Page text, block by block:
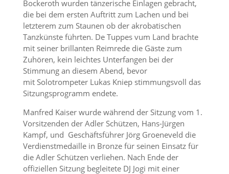
Bockeroth wurden tänzerische Einlagen gebracht,
die bei dem ersten Auftritt zum Lachen und bei
letzterem zum Staunen ob der akrobatischen
Tanzkünste führten. De Tuppes vum Land brachte
mit seiner brillanten Reimrede die Gäste zum
Zuhören, kein leichtes Unterfangen bei der
Stimmung an diesem Abend, bevor
mit Solotrompeter Lukas Kniep stimmungsvoll das
Sitzungsprogramm endete.
Manfred Kaiser wurde während der Sitzung vom 1.
Vorsitzenden der Adler Schützen, Hans-Jürgen
Kampf, und Geschäftsführer Jörg Groeneveld die
Verdienstmedaille in Bronze für seinen Einsatz für
die Adler Schützen verliehen. Nach Ende der
offiziellen Sitzung begleitete DJ Jogi mit einer